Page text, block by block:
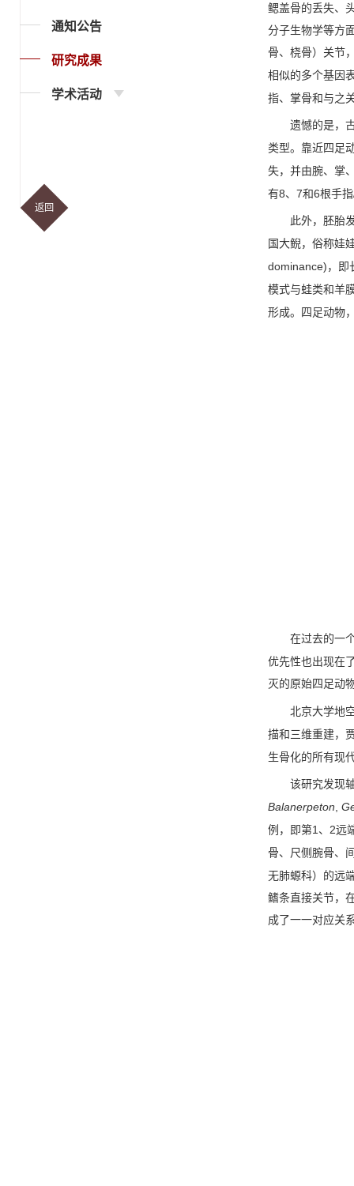
通知公告
研究成果
学术活动
返回
鳃盖骨的丢失、
分子生物学等方
骨、桡骨）关节
相似的多个基因
指、掌骨和与之
遗憾的是，
类型。靠近四足
失，并由腕、掌
有8、 7和6根手指
此外，胚胎
国大鲵，俗称娃
dominance) ，即
模式与蛙类和羊
形成。四足动物
在过去的一
优先性也出现在
灭的原始四足动
北京大学地
描和三维重建，
生骨化的所有现
该研究发现
Balanerpeton,
例，即第1、 2远
骨、尺侧腕骨、
无肺螈科）的远
鳍条直接关节，
成了一一对应关